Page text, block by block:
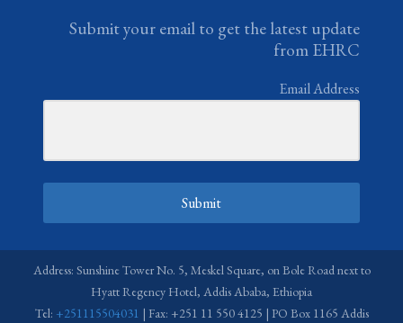
Submit your email to get the latest update
from EHRC
Email Address
Submit
Address: Sunshine Tower No. 5, Meskel Square, on Bole Road next to
Hyatt Regency Hotel, Addis Ababa, Ethiopia
Tel: +251115504031 | Fax: +251 11 550 4125 | PO Box 1165 Addis